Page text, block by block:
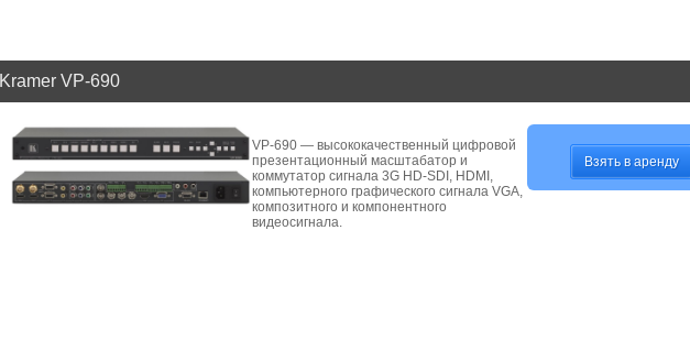
Kramer VP-690
VP-690 — высококачественный цифровой
презентационный масштабатор и
коммутатор сигнала 3G HD-SDI, HDMI,
компьютерного графического сигнала VGA,
композитного и компонентного
видеосигнала.
Взять в аренду